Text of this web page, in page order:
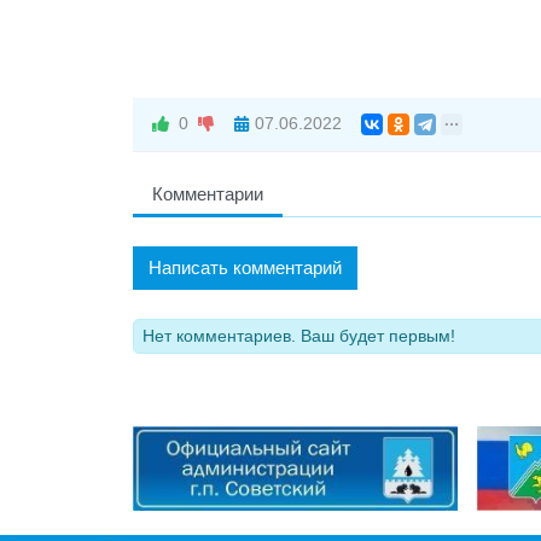
0 07.06.2022
Комментарии
Написать комментарий
Нет комментариев. Ваш будет первым!